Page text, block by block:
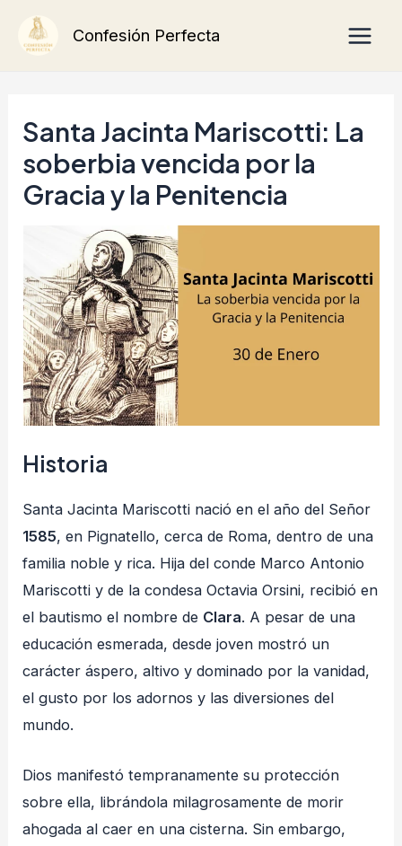
Confesión Perfecta
Santa Jacinta Mariscotti: La
soberbia vencida por la
Gracia y la Penitencia
Historia
Santa Jacinta Mariscotti nació en el año del Señor
1585, en Pignatello, cerca de Roma, dentro de una
familia noble y rica. Hija del conde Marco Antonio
Mariscotti y de la condesa Octavia Orsini, recibió en
el bautismo el nombre de Clara. A pesar de una
educación esmerada, desde joven mostró un
carácter áspero, altivo y dominado por la vanidad,
el gusto por los adornos y las diversiones del
mundo.
Dios manifestó tempranamente su protección
sobre ella, librándola milagrosamente de morir
ahogada al caer en una cisterna. Sin embargo,